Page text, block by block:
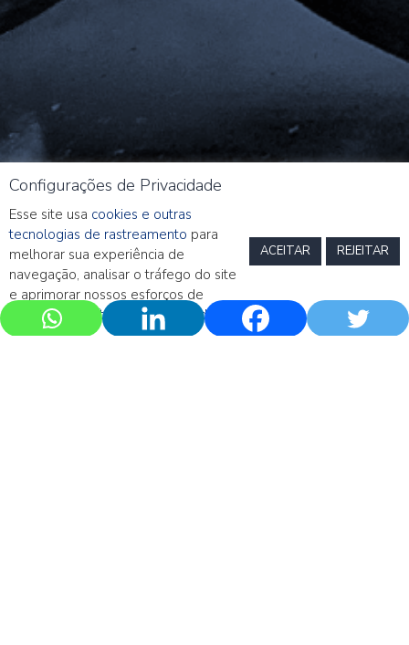
Configurações de Privacidade
Esse site usa cookies e outras
tecnologias de rastreamento para
melhorar sua experiência de
navegação, analisar o tráfego do site
e aprimorar nossos esforços de
marketing.
Política de Privacidade
ACEITAR REJEITAR